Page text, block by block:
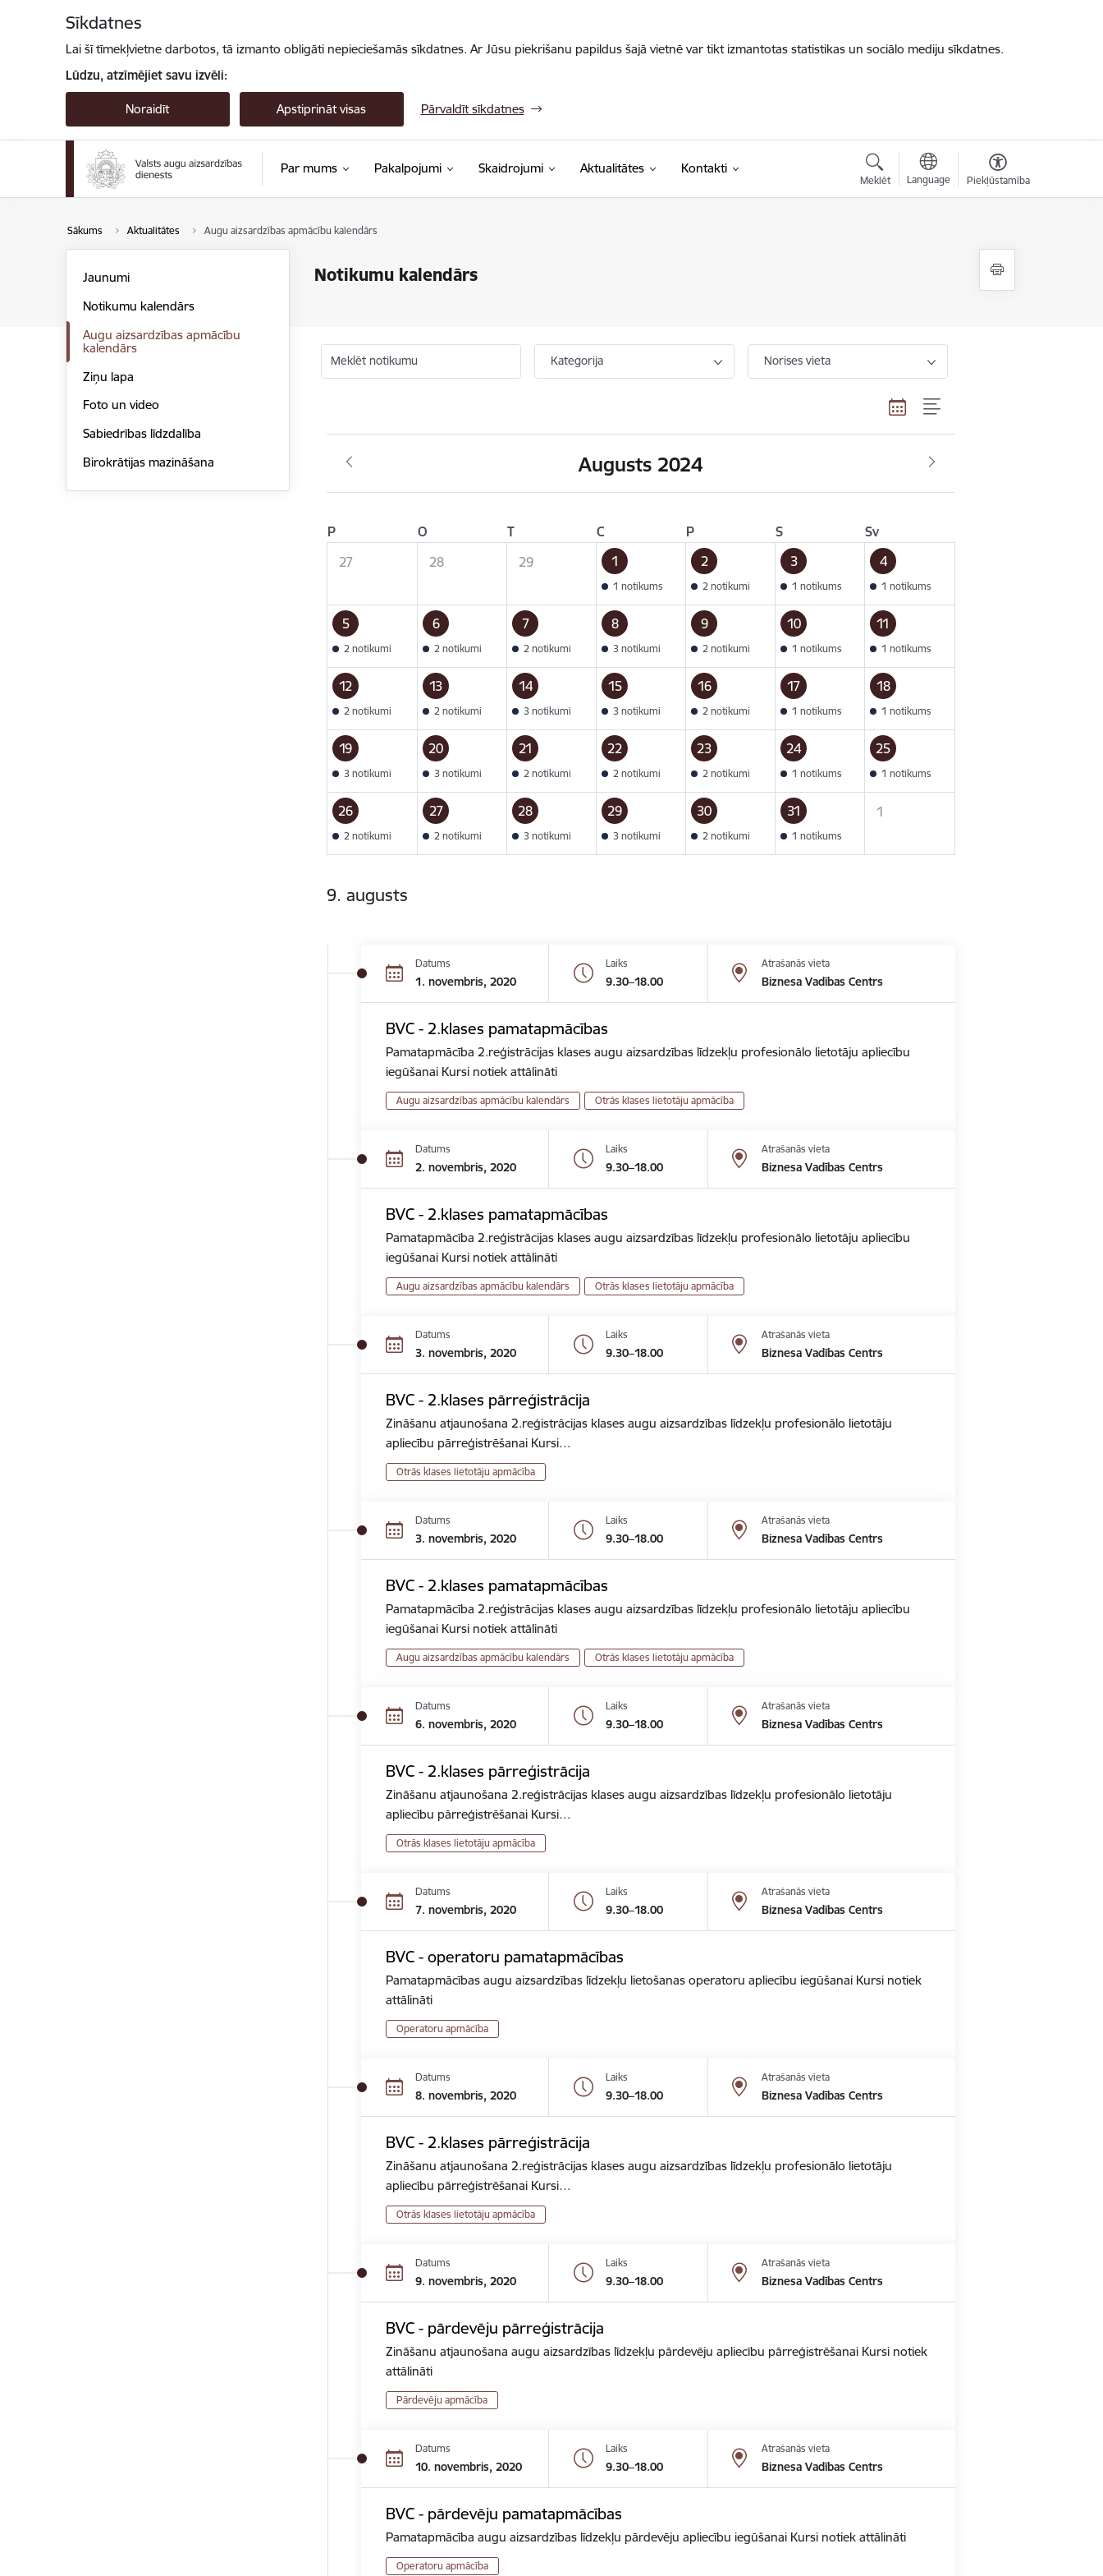
Sīkdatnes
Lai šī tīmekļvietne darbotos, tā izmanto obligāti nepieciešamās sīkdatnes. Ar Jūsu piekrišanu papildus šajā vietnē var tikt izmantotas statistikas un sociālo mediju sīkdatnes.
Lūdzu, atzīmējiet savu izvēli:
Noraidīt Apstiprināt visas Pārvaldīt sīkdatnes
Par mums Pakalpojumi Skaidrojumi Aktualitātes Kontakti
Meklēt Language Piekļūstamība
Sākums Aktualitātes Augu aizsardzības apmācību kalendārs
Notikumu kalendārs
Jaunumi
Notikumu kalendārs
Augu aizsardzības apmācību
kalendārs
Ziņu lapa
Foto un video
Sabiedrības līdzdalība
Birokrātijas mazināšana
Meklēt notikumu Kategorija Norises vieta
Augusts 2024
P O T C P S
Sv
27
28 29 1
1 notikums
2
2 notikumi
3
1 notikums
4
1 notikums
5
2 notikumi
6
2 notikumi
7
2 notikumi
8
3 notikumi
9
2 notikumi
10
1 notikums
11
1 notikums
12
2 notikumi
13
2 notikumi
14
3 notikumi
15
3 notikumi
16
2 notikumi
17
1 notikums
18
1 notikums
19
3 notikumi
20
3 notikumi
21
2 notikumi
22
2 notikumi
23
2 notikumi
24
1 notikums
25
1 notikums
26
2 notikumi
27
2 notikumi
28
3 notikumi
29
3 notikumi
30
2 notikumi
31
1 notikums
1
9. augusts
Datums
1. novembris, 2020
Laiks
9.30–18.00
Atrašanās vieta
Biznesa Vadības Centrs
BVC - 2.klases pamatapmācības
Pamatapmācība 2.reģistrācijas klases augu aizsardzības līdzekļu profesionālo lietotāju apliecību
iegūšanai Kursi notiek attālināti
Augu aizsardzības apmācību kalendārs Otrās klases lietotāju apmācība
Datums
2. novembris, 2020
Laiks
9.30–18.00
Atrašanās vieta
Biznesa Vadības Centrs
BVC - 2.klases pamatapmācības
Pamatapmācība 2.reģistrācijas klases augu aizsardzības līdzekļu profesionālo lietotāju apliecību
iegūšanai Kursi notiek attālināti
Augu aizsardzības apmācību kalendārs Otrās klases lietotāju apmācība
Datums
3. novembris, 2020
Laiks
9.30–18.00
Atrašanās vieta
Biznesa Vadības Centrs
BVC - 2.klases pārreģistrācija
Zināšanu atjaunošana 2.reģistrācijas klases augu aizsardzības līdzekļu profesionālo lietotāju
apliecību pārreģistrēšanai Kursi…
Otrās klases lietotāju apmācība
Datums
3. novembris, 2020
Laiks
9.30–18.00
Atrašanās vieta
Biznesa Vadības Centrs
BVC - 2.klases pamatapmācības
Pamatapmācība 2.reģistrācijas klases augu aizsardzības līdzekļu profesionālo lietotāju apliecību
iegūšanai Kursi notiek attālināti
Augu aizsardzības apmācību kalendārs Otrās klases lietotāju apmācība
Datums
6. novembris, 2020
Laiks
9.30–18.00
Atrašanās vieta
Biznesa Vadības Centrs
BVC - 2.klases pārreģistrācija
Zināšanu atjaunošana 2.reģistrācijas klases augu aizsardzības līdzekļu profesionālo lietotāju
apliecību pārreģistrēšanai Kursi…
Otrās klases lietotāju apmācība
Datums
7. novembris, 2020
Laiks
9.30–18.00
Atrašanās vieta
Biznesa Vadības Centrs
BVC - operatoru pamatapmācības
Pamatapmācības augu aizsardzības līdzekļu lietošanas operatoru apliecību iegūšanai Kursi notiek
attālināti
Operatoru apmācība
Datums
8. novembris, 2020
Laiks
9.30–18.00
Atrašanās vieta
Biznesa Vadības Centrs
BVC - 2.klases pārreģistrācija
Zināšanu atjaunošana 2.reģistrācijas klases augu aizsardzības līdzekļu profesionālo lietotāju
apliecību pārreģistrēšanai Kursi…
Otrās klases lietotāju apmācība
Datums
9. novembris, 2020
Laiks
9.30–18.00
Atrašanās vieta
Biznesa Vadības Centrs
BVC - pārdevēju pārreģistrācija
Zināšanu atjaunošana augu aizsardzības līdzekļu pārdevēju apliecību pārreģistrēšanai Kursi notiek
attālināti
Pārdevēju apmācība
Datums
10. novembris, 2020
Laiks
9.30–18.00
Atrašanās vieta
Biznesa Vadības Centrs
BVC - pārdevēju pamatapmācības
Pamatapmācība augu aizsardzības līdzekļu pārdevēju apliecību iegūšanai Kursi notiek attālināti
Operatoru apmācība